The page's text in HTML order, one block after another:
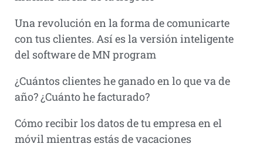
Una revolución en la forma de comunicarte
con tus clientes. Así es la versión inteligente
del software de MN program
¿Cuántos clientes he ganado en lo que va de
año? ¿Cuánto he facturado?
Cómo recibir los datos de tu empresa en el
móvil mientras estás de vacaciones